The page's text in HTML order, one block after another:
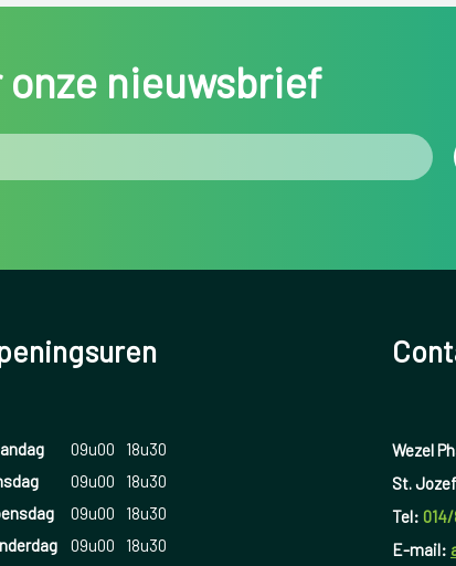
nieuwsbrief
09u00
18u30
09u00
18u30
09u00
18u30
09u00
18u30
Wezel
St.
Tel:
E-mail: